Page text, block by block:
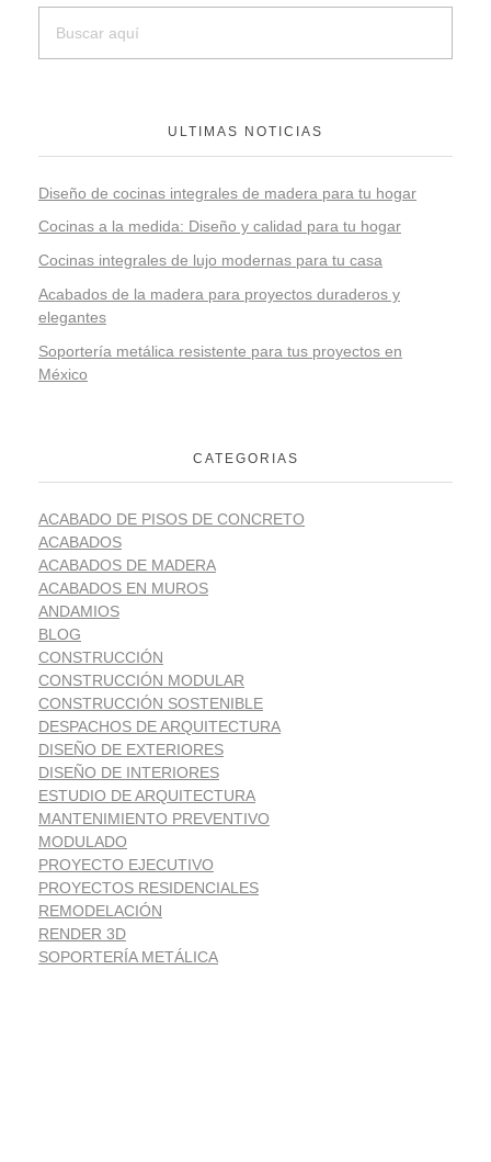
ULTIMAS NOTICIAS
Diseño de cocinas integrales de madera para tu hogar
Cocinas a la medida: Diseño y calidad para tu hogar
Cocinas integrales de lujo modernas para tu casa
Acabados de la madera para proyectos duraderos y
elegantes
Soportería metálica resistente para tus proyectos en
México
CATEGORIAS
ACABADO DE PISOS DE CONCRETO
ACABADOS
ACABADOS DE MADERA
ACABADOS EN MUROS
ANDAMIOS
BLOG
CONSTRUCCIÓN
CONSTRUCCIÓN MODULAR
CONSTRUCCIÓN SOSTENIBLE
DESPACHOS DE ARQUITECTURA
DISEÑO DE EXTERIORES
DISEÑO DE INTERIORES
ESTUDIO DE ARQUITECTURA
MANTENIMIENTO PREVENTIVO
MODULADO
PROYECTO EJECUTIVO
PROYECTOS RESIDENCIALES
REMODELACIÓN
RENDER 3D
SOPORTERÍA METÁLICA